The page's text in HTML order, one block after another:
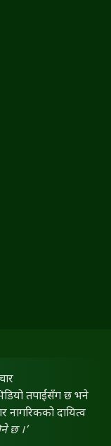
तपाईंसँग छ भने
नागरिकको दायित्व
छ ।’